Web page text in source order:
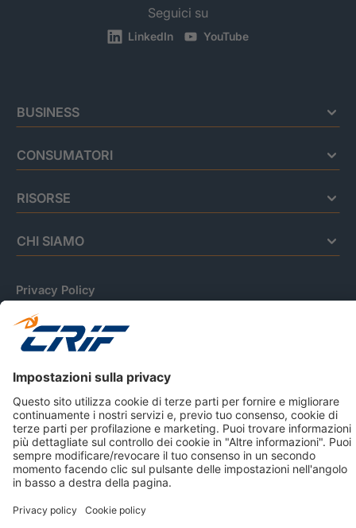
Seguici su
LinkedIn YouTube
BUSINESS
CONSUMATORI
RISORSE
CHI SIAMO
Privacy Policy
Informativa Dati Personali
CRIF Business Ethics
Informativa Privacy Relativa Al Sistema Di Informazioni
© 2026 CRIF S.p.A. Tutti i diritti riservati.
Via della Beverara, 21 / 40131 Bologna / Italy Cap. Soc.
R.E.A. n° 410952 | Reg. Impr. Bo, C.F. e P.IVA 02083271201